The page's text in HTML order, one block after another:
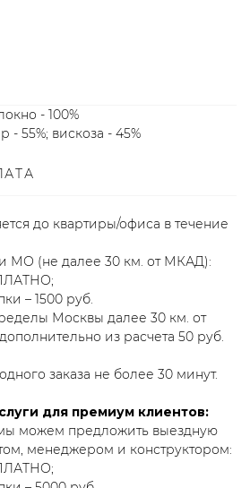
- 100%
- 55%; вискоза - 45%
до квартиры/офиса в течение
МО (не далее 30 км. от МКАД):
– 1500 руб.
Москвы далее 30 км. от
из расчета 50 руб.
заказа не более 30 минут.
для премиум клиентов:
можем предложить выездную
менеджером и конструктором: